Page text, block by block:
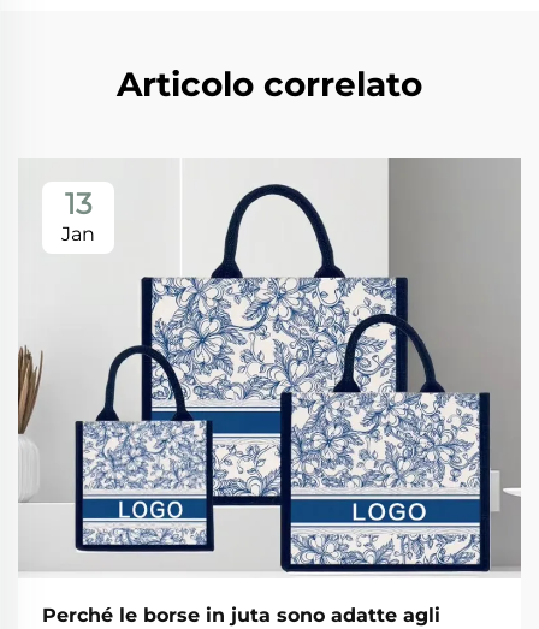
Articolo correlato
13
Jan
Perché le borse in juta sono adatte agli